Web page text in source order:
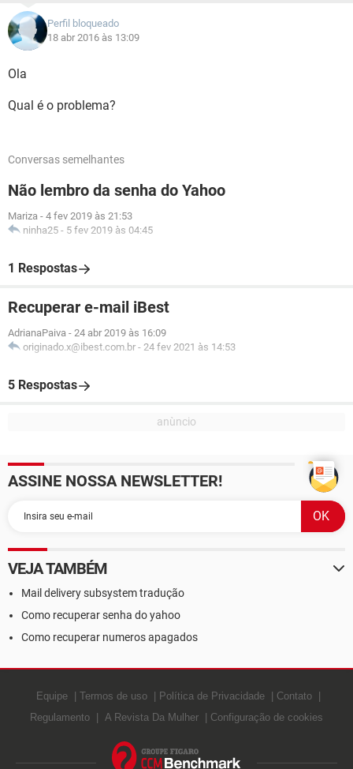
Perfil bloqueado
18 abr 2016 às 13:09
Ola
Qual é o problema?
Conversas semelhantes
Não lembro da senha do Yahoo
Mariza - 4 fev 2019 às 21:53
ninha25 - 5 fev 2019 às 04:45
1 Respostas
Recuperar e-mail iBest
AdrianaPaiva - 24 abr 2019 às 16:09
originado.x@ibest.com.br - 24 fev 2021 às 14:53
5 Respostas
ASSINE NOSSA NEWSLETTER!
VEJA TAMBÉM
Mail delivery subsystem tradução
Como recuperar senha do yahoo
Como recuperar numeros apagados
Equipe Termos de uso Política de Privacidade
Contato
Regulamento
A Revista Da Mulher Configuração de cookies